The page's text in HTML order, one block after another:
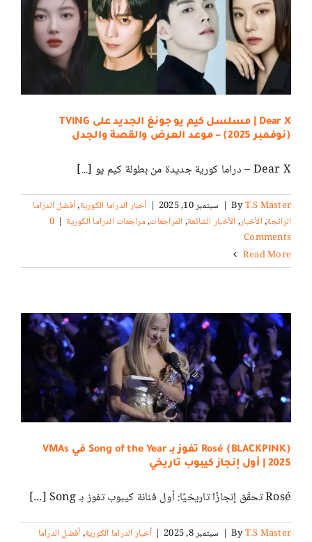
Dear X | مسلسل كيم يو جونغ الجديد على TVING
(نوفمبر 2025) – موعد العرض والقصة والجدل
Dear X – دراما كورية جديدة من بطولة كيم يو [...]
ByT.S Master
| سبتمبر 10, 2025 | أخبار الدراما الكورية,أفضل الدراما
الرائجة,الأخبار,الأخبار الشائعة,المراجعات,مراجعات الدراما الكورية |
0
Comments
Read More
Rosé (BLACKPINK) تفوز بـ Song of the Year في VMAs
2025 | أول إنجاز كيبوب تاريخي
Rosé تحقّق إنجازًا تاريخيًا: أول فنانة كيبوب تفوز بـ Song [...]
ByT.S Master
| سبتمبر 8, 2025 | أخبار الدراما الكورية,أفضل الدراما